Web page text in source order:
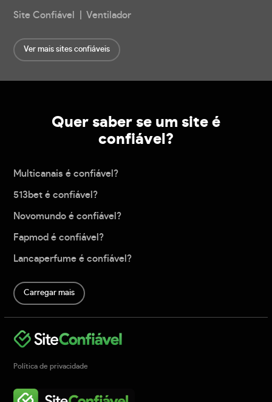
Site Confiável | Ventilador
Ver mais sites confiáveis
Quer saber se um site é
confiável?
Multicanais é confiável?
513bet é confiável?
Novomundo é confiável?
Fapmod é confiável?
Lancaperfume é confiável?
Carregar mais
Política de privacidade